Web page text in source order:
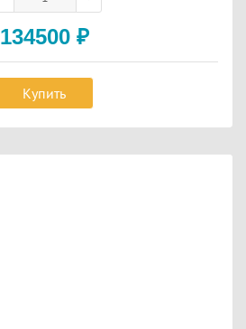
134500 ₽
Купить